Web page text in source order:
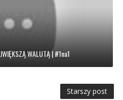
WALUTĄ | #1na1
Starszy post